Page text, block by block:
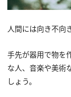
人間には向き不向
手先が器用で物を
な人、音楽や美術
しょう。